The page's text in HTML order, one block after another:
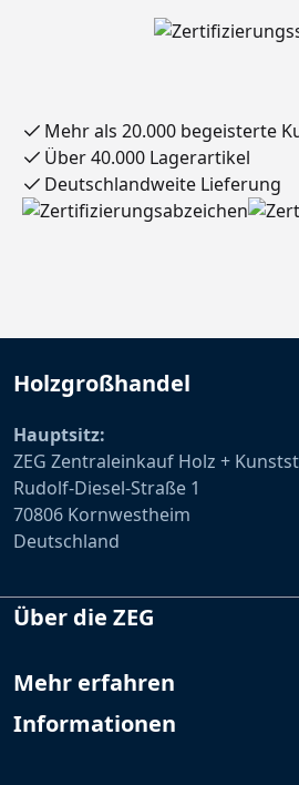
Mehr als 20.000 begeisterte
Über 40.000 Lagerartikel
Deutschlandweite Lieferung
Holzgroßhandel
Hauptsitz:
ZEG Zentraleinkauf Holz +
Rudolf-Diesel-Straße 1
70806 Kornwestheim
Deutschland
Über die ZEG
Mehr erfahren
Informationen